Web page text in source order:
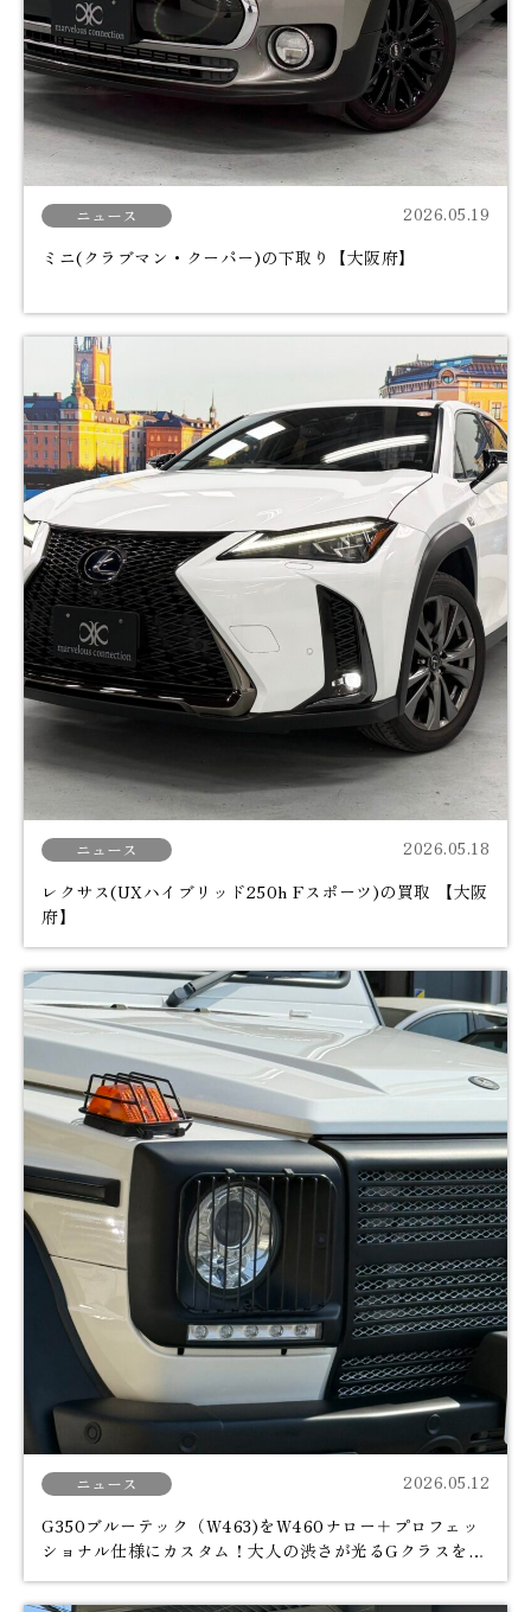
ニュース 2026.05.19
ミニ(クラブマン・クーパー)の下取り【大阪府】
ニュース 2026.05.18
レクサス(UXハイブリッド250h Fスポーツ)の買取 【大阪
府】
ニュース 2026.05.12
G350ブルーテック（W463)をW460ナロー＋プロフェッ
ショナル仕様にカスタム！大人の渋さが光るGクラスをご